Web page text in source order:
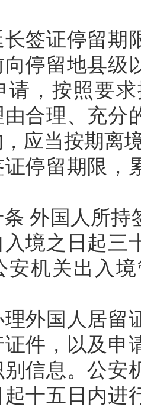
长签证停留期
向停留地县级
请，按照要
合理、充分
应当按期离
证停留期限，
外国人所持
境之日起三
安机关出入
理外国人居留
件，以及申
别信息。公安
十五日内进